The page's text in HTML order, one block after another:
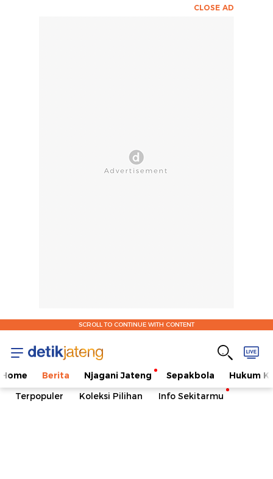
CLOSE AD
SCROLL TO CONTINUE WITH CONTENT
Home Berita Njagani Jateng Sepakbola
Hukum
Terpopuler
Koleksi Pilihan Info Sekitarmu